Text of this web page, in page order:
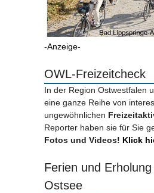
-Anzeige-
OWL-Freizeitcheck
In der Region Ostwestfalen
eine ganze Reihe von
ungewöhnlichen
Reporter haben sie für Sie
Fotos und Videos! Klick
Ferien und
Ostsee